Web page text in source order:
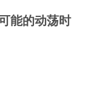
能的动荡时